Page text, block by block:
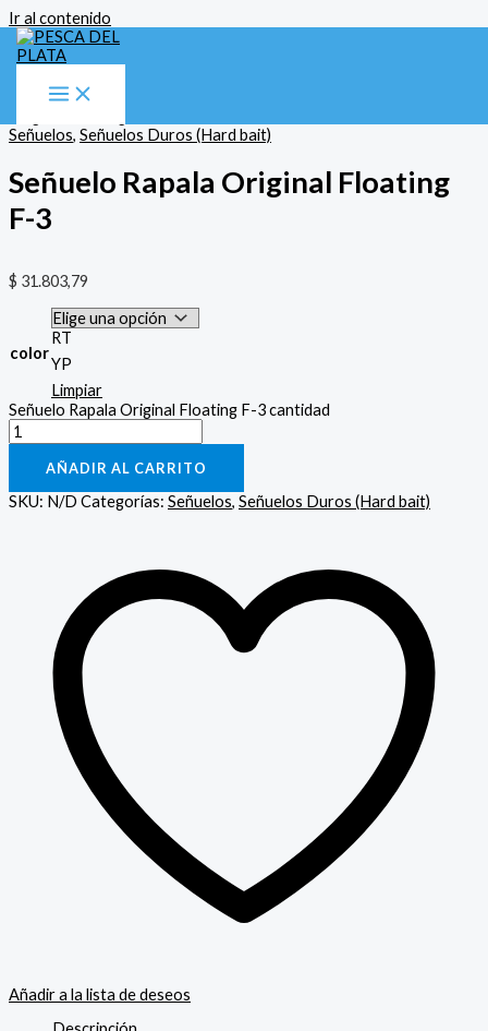
Ir al contenido
/Señuelos
Señuelos, Señuelos Duros (Hard bait)
Señuelo Rapala Original Floating
F-3
$ 31.803,79
color
RT
YP
Limpiar
Señuelo Rapala Original Floating F-3 cantidad
AÑADIR AL CARRITO
SKU: N/D Categorías: Señuelos, Señuelos Duros (Hard bait)
Añadir a la lista de deseos